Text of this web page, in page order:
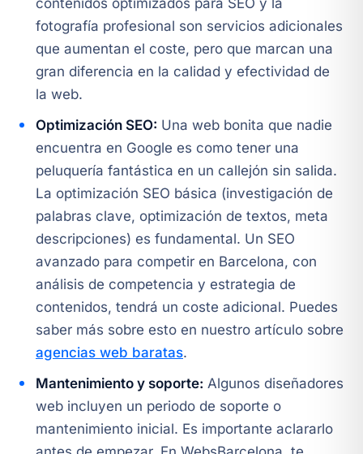
contenidos optimizados para SEO y la
fotografía profesional son servicios adicionales
que aumentan el coste, pero que marcan una
gran diferencia en la calidad y efectividad de
la web.
Optimización SEO: Una web bonita que nadie
encuentra en Google es como tener una
peluquería fantástica en un callejón sin salida.
La optimización SEO básica (investigación de
palabras clave, optimización de textos, meta
descripciones) es fundamental. Un SEO
avanzado para competir en Barcelona, con
análisis de competencia y estrategia de
contenidos, tendrá un coste adicional. Puedes
saber más sobre esto en nuestro artículo sobre
agencias web baratas.
Mantenimiento y soporte: Algunos diseñadores
web incluyen un periodo de soporte o
mantenimiento inicial. Es importante aclararlo